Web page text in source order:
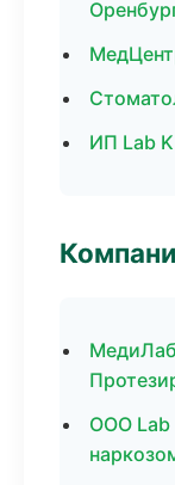
ИП Lab
ООО Lab